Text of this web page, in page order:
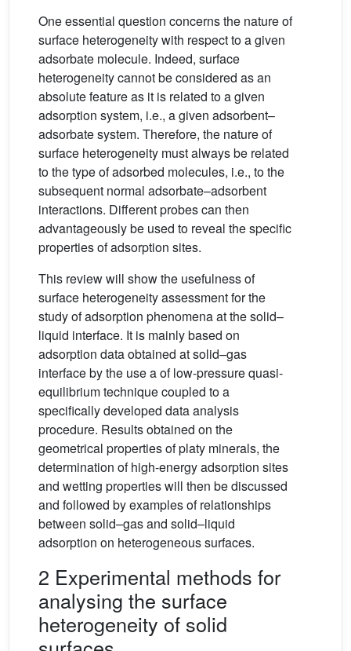
One essential question concerns the nature of
surface heterogeneity with respect to a given
adsorbate molecule. Indeed, surface
heterogeneity cannot be considered as an
absolute feature as it is related to a given
adsorption system, i.e., a given adsorbent–
adsorbate system. Therefore, the nature of
surface heterogeneity must always be related
to the type of adsorbed molecules, i.e., to the
subsequent normal adsorbate–adsorbent
interactions. Different probes can then
advantageously be used to reveal the specific
properties of adsorption sites.
This review will show the usefulness of
surface heterogeneity assessment for the
study of adsorption phenomena at the solid–
liquid interface. It is mainly based on
adsorption data obtained at solid–gas
interface by the use a of low-pressure quasi-
equilibrium technique coupled to a
specifically developed data analysis
procedure. Results obtained on the
geometrical properties of platy minerals, the
determination of high-energy adsorption sites
and wetting properties will then be discussed
and followed by examples of relationships
between solid–gas and solid–liquid
adsorption on heterogeneous surfaces.
2 Experimental methods for
analysing the surface
heterogeneity of solid